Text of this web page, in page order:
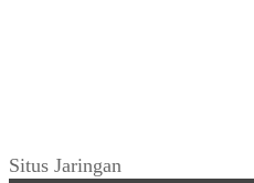
Situs Jaringan